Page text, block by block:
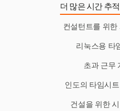
더 많은 시간 추
컨설턴트를 위한
리눅스용 타
초과 근무
인도의 타임시
건설을 위한